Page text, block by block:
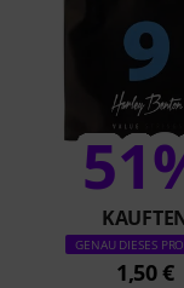
GENAU DIESES
1,50 €